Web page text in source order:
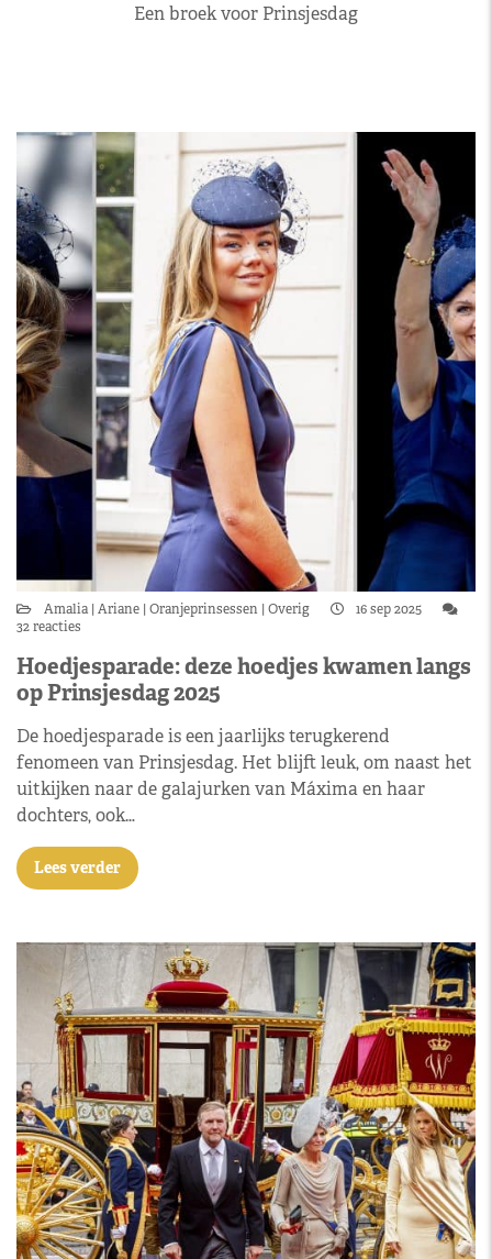
Een broek voor Prinsjesdag
Amalia Ariane Oranjeprinsessen Overig
16 sep 2025
32 reacties
Hoedjesparade: deze hoedjes kwamen langs
op Prinsjesdag 2025
De hoedjesparade is een jaarlijks terugkerend
fenomeen van Prinsjesdag. Het blijft leuk, om naast het
uitkijken naar de galajurken van Máxima en haar
dochters, ook…
Lees verder